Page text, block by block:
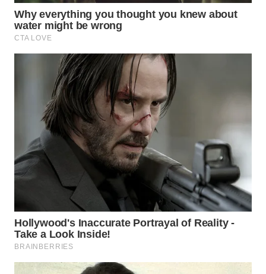
WN
TAPANULI
TENGAH
SERDANG
WN
TEBING
TINGGI
WN
PAKPAK
WN
KARAWANG
BEKASI